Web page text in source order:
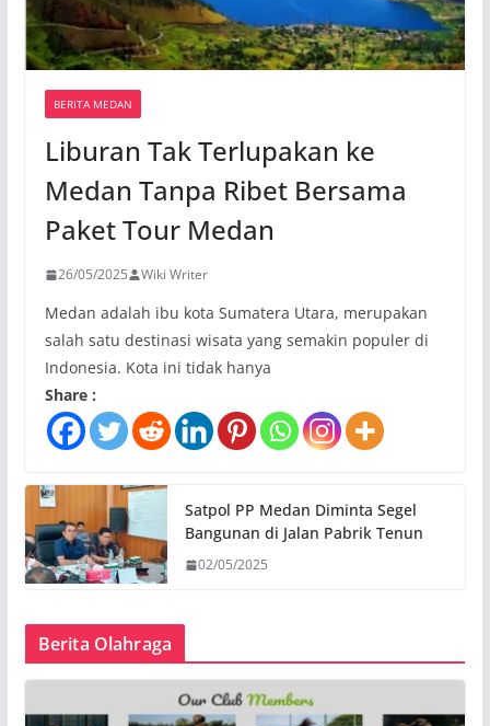
BERITA MEDAN
Liburan Tak Terlupakan ke
Medan Tanpa Ribet Bersama
Paket Tour Medan
26/05/2025 Wiki Writer
Medan adalah ibu kota Sumatera Utara, merupakan
salah satu destinasi wisata yang semakin populer di
Indonesia. Kota ini tidak hanya
Share :
Satpol PP Medan Diminta Segel
Bangunan di Jalan Pabrik Tenun
02/05/2025
Berita Olahraga